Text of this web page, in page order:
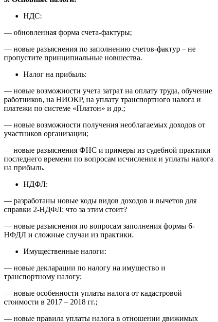
НДС:
— обновленная форма счета-фактуры;
— новые разъяснения по заполнению счетов-фактур – не
пропустите принципиальные новшества.
Налог на прибыль:
— новые возможности учета затрат на оплату труда, обучение
работников, на НИОКР, на уплату транспортного налога и
платежи по системе «Платон» и др.;
— новые возможности получения необлагаемых доходов от
участников организации;
— новые разъяснения ФНС и примеры из судебной практики
последнего времени по вопросам исчисления и уплаты налога
на прибыль.
НДФЛ:
— разработаны новые коды видов доходов и вычетов для
справки 2-НДФЛ: что за этим стоит?
— новые разъяснения по вопросам заполнения формы 6-
НФДЛ и сложные случаи из практики.
Имущественные налоги:
— новые декларации по налогу на имущество и
транспортному налогу;
— новые особенности уплаты налога от кадастровой
стоимости в 2017 – 2018 гг.;
— новые правила уплаты налога в отношении движимых